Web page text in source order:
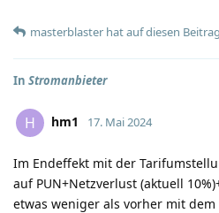
masterblaster hatauf diesen
In Stromanbieter
H hm1 17. Mai 2024
Im Endeffekt mit der
auf PUN+Netzverlust (aktuell
etwas weniger als vorher mit dem